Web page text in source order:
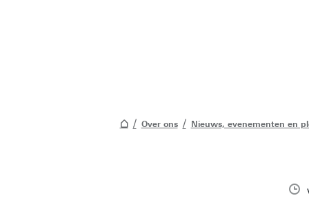
Over ons Nieuws, evenementen en